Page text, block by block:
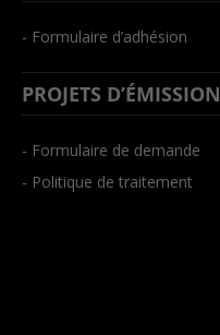
- Formulaire d’adhésion
PROJETS D’ÉMISSION
- Formulaire de demande
- Politique de traitement